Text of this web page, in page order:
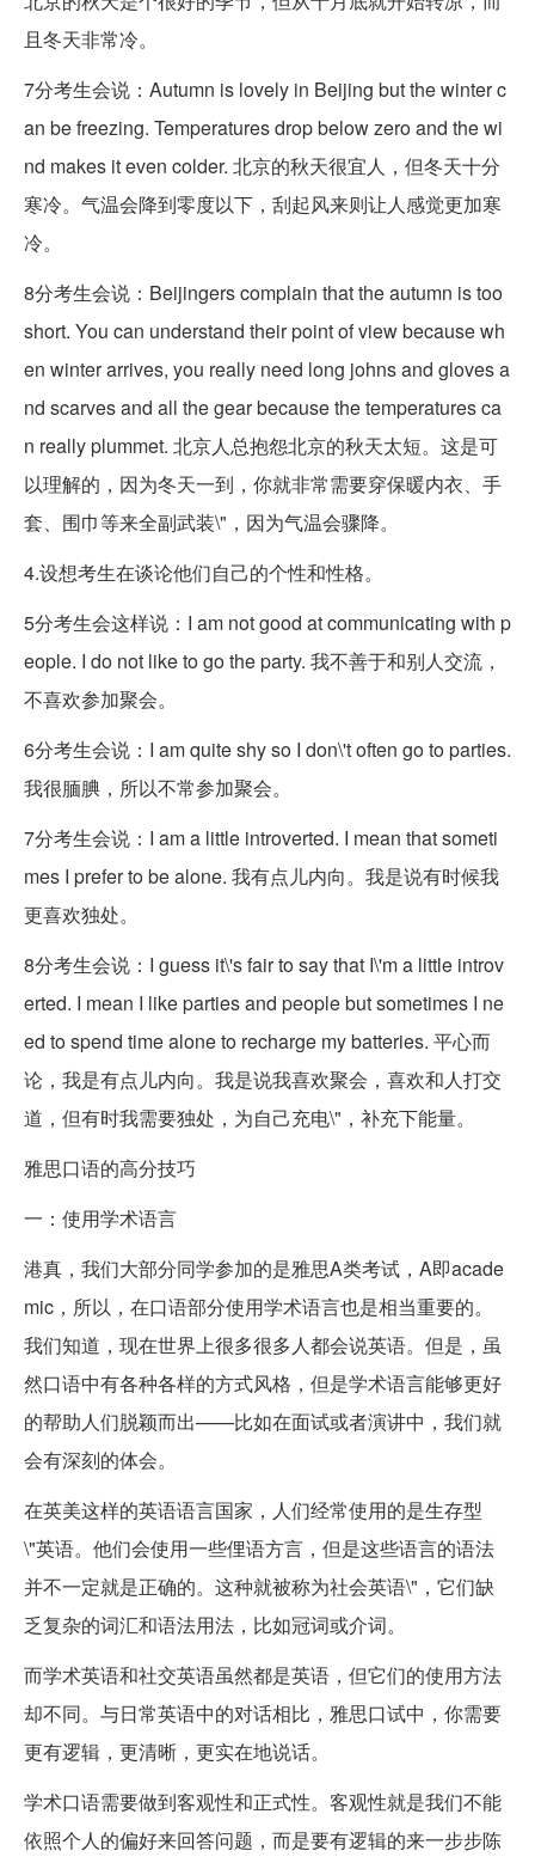
且冬天非常冷。
7分考生会说：Autumn is lovely in Beijing but the winter c
an be freezing. Temperatures drop below zero and the wi
nd makes it even colder. 北京的秋天很宜人，但冬天十分
寒冷。气温会降到零度以下，刮起风来则让人感觉更加寒
冷。
8分考生会说：Beijingers complain that the autumn is too
short. You can understand their point of view because wh
en winter arrives, you really need long johns and gloves a
nd scarves and all the gear because the temperatures ca
n really plummet. 北京人总抱怨北京的秋天太短。这是可
以理解的，因为冬天一到，你就非常需要穿保暖内衣、手
套、围巾等来全副武装\"，因为气温会骤降。
4.设想考生在谈论他们自己的个性和性格。
5分考生会这样说：I am not good at communicating with p
eople. I do not like to go the party. 我不善于和别人交流，
不喜欢参加聚会。
6分考生会说：I am quite shy so I don\'t often go to parties.
我很腼腆，所以不常参加聚会。
7分考生会说：I am a little introverted. I mean that someti
mes I prefer to be alone. 我有点儿内向。我是说有时候我
更喜欢独处。
8分考生会说：I guess it\'s fair to say that I\'m a little introv
erted. I mean I like parties and people but sometimes I ne
ed to spend time alone to recharge my batteries. 平心而
论，我是有点儿内向。我是说我喜欢聚会，喜欢和人打交
道，但有时我需要独处，为自己充电\"，补充下能量。
雅思口语的高分技巧
一：使用学术语言
港真，我们大部分同学参加的是雅思A类考试，A即acade
mic，所以，在口语部分使用学术语言也是相当重要的。
我们知道，现在世界上很多很多人都会说英语。但是，虽
然口语中有各种各样的方式风格，但是学术语言能够更好
的帮助人们脱颖而出——比如在面试或者演讲中，我们就
会有深刻的体会。
在英美这样的英语语言国家，人们经常使用的是生存型
\"英语。他们会使用一些俚语方言，但是这些语言的语法
并不一定就是正确的。这种就被称为社会英语\"，它们缺
乏复杂的词汇和语法用法，比如冠词或介词。
而学术英语和社交英语虽然都是英语，但它们的使用方法
却不同。与日常英语中的对话相比，雅思口试中，你需要
更有逻辑，更清晰，更实在地说话。
学术口语需要做到客观性和正式性。客观性就是我们不能
依照个人的偏好来回答问题，而是要有逻辑的来一步步陈